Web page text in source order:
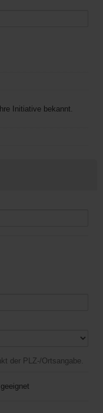
Initiative bekannt.
der PLZ-/Ortsangabe.